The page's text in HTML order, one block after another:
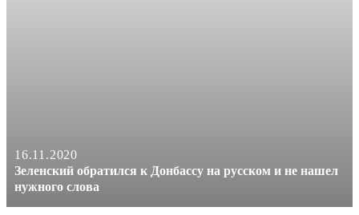
16.11.2020
Зеленский обратился к Донбассу на русском и не нашел
нужного слова